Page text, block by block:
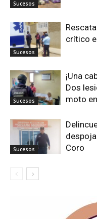
Sucesos
Sucesos
crítico
Sucesos
¡Una
Dos
moto
Sucesos
Coro